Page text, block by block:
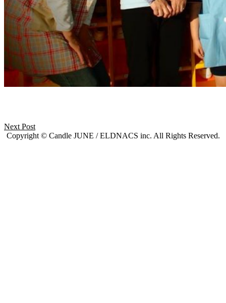
Next Post
Copyright © Candle JUNE / ELDNACS inc. All Rights Reserved.